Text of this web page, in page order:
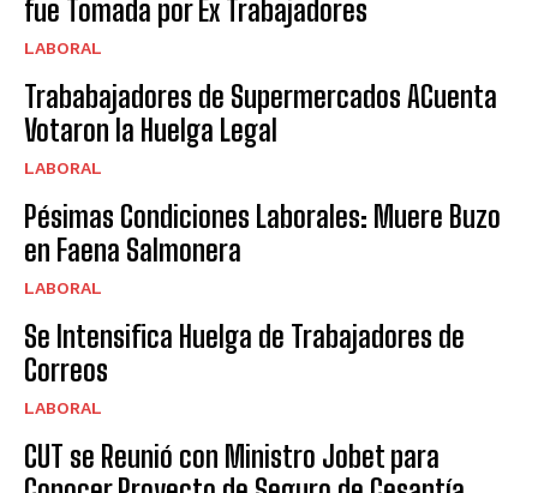
fue Tomada por Ex Trabajadores
LABORAL
Trababajadores de Supermercados ACuenta
Votaron la Huelga Legal
LABORAL
Pésimas Condiciones Laborales: Muere Buzo
en Faena Salmonera
LABORAL
Se Intensifica Huelga de Trabajadores de
Correos
LABORAL
CUT se Reunió con Ministro Jobet para